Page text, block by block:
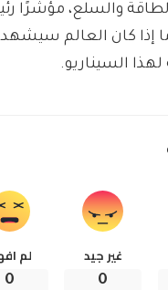
والسلع، مؤشرًا
إذا كان العالم
السيناريو.
غير جيد
0
لم
0